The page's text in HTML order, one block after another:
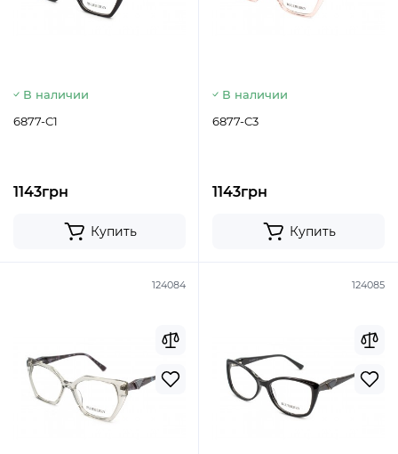
В наличии
6877-C1
1143грн
Купить
В наличии
6877-C3
1143грн
Купить
124084 124085